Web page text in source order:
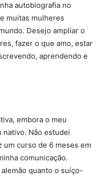
autobiografia no
muitas mulheres
Desejo ampliar o
fazer o que amo, estar
aprendendo e
embora o meu
nativo. Não estudei
um curso de 6 meses em
comunicação.
quanto o suíço-